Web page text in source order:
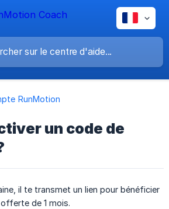
RunMotion
un code de
il te transmet un lien pour bénéficier
de 1 mois.